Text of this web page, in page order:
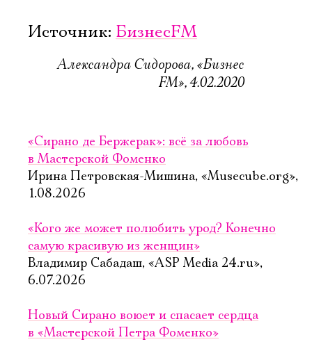
Источник: БизнесFM
Александра Сидорова, «Бизнес
FM», 4.02.2020
«Сирано де Бержерак»: всё за любовь
в Мастерской Фоменко
Ирина Петровская-Мишина, «Musecube.org»,
1.08.2026
«Кого же может полюбить урод? Конечно
самую красивую из женщин»
Владимир Сабадаш, «ASP Media 24.ru»,
6.07.2026
Новый Сирано воюет и спасает сердца
в «Мастерской Петра Фоменко»